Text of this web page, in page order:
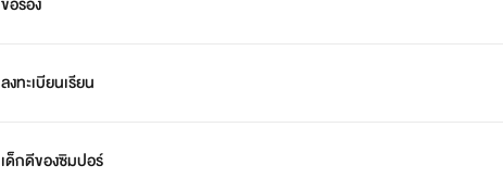
ลงทะเบียนเรียน
เด็กดีของซิมปอร์